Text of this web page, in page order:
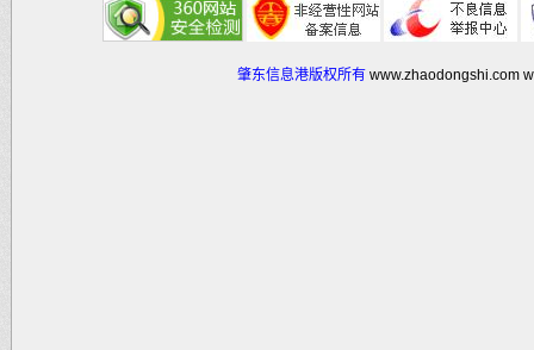
肇东信息港版权所有 www.zhaodongshi.com